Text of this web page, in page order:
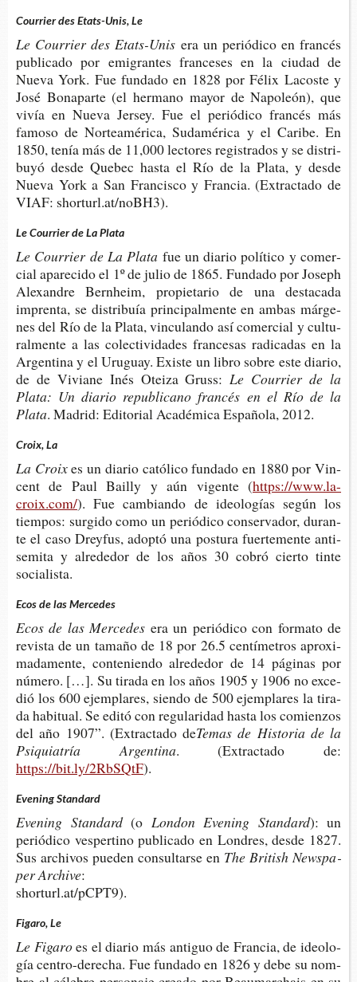
Courrier des Etats-Unis, Le
Le Courrier des Etats-Unis era un perió­di­co en fran­cés
publi­ca­do por emi­gran­tes fran­ce­ses en la ciu­dad de
Nueva York. Fue fun­da­do en 1828 por Félix Lacos­te y
José Bona­par­te (el her­mano mayor de Napo­león), que
vivía en Nueva Jer­sey. Fue el perió­di­co fran­cés más
famo­so de Nor­te­amé­ri­ca, Suda­mé­ri­ca y el Cari­be. En
1850, tenía más de 11,000 lec­to­res regis­tra­dos​ y se dis­tri­
bu­yó desde Que­bec hasta el Río de la Plata, y desde
Nueva York a San Fran­cis­co y Fran­cia. (Extrac­ta­do de
VIAF: shorturl.at/noBH3).
Le Courrier de La Plata
Le Courrier de La Plata fue un dia­rio polí­ti­co y comer­
cial apa­re­ci­do el 1º de julio de 1865. Fun­da­do por Joseph
Ale­xan­dre Bern­heim, pro­pie­ta­rio de una des­ta­ca­da
impren­ta, se dis­tri­buía prin­ci­pal­men­te en ambas már­ge­
nes del Río de la Plata, vin­cu­lan­do así comer­cial y cul­tu­
ral­men­te a las colec­ti­vi­da­des fran­ce­sas radi­ca­das en la
Argen­ti­na y el Uru­guay. Exis­te un libro sobre este dia­rio,
de de Vivia­ne Inés Otei­za Gruss:Le Courrier de la
Plata: Un dia­rio repu­bli­cano fran­cés en el Río de la
Plata. Madrid: Edi­to­rial Aca­dé­mi­ca Espa­ño­la, 2012.
Croix, La
La Croixes un dia­rio cató­li­co fun­da­do en 1880 por Vin­
cent de Paul Bai­lly y aún vigen­te (https://www.la-
croix.com/). Fue cam­bian­do de ideo­lo­gías según los
tiem­pos: sur­gi­do como un perió­di­co con­ser­va­dor, duran­
te el caso Drey­fus, adop­tó una pos­tu­ra fuer­te­men­te anti­
se­mi­ta y alre­de­dor de los años 30 cobró cier­to tinte
socialista.
Ecos de las Mercedes
Ecos de las Mercedes era un perió­di­co con for­ma­to de
revis­ta de un tama­ño de 18 por 26.5 cen­tí­me­tros apro­xi­
ma­da­men­te, con­te­nien­do alre­de­dor de 14 pági­nas por
núme­ro. […]. Su tira­da en los años 1905 y 1906 no exce­
dió los 600 ejem­pla­res, sien­do de 500 ejem­pla­res la tira­
da habi­tual. Se editó con regu­la­ri­dad hasta los comien­zos
del año 1907”. (Extrac­ta­do deTemas de His­to­ria de la
Psi­quia­tría Argentina. (Extrac­ta­do de:
https://bit.ly/2RbSQtF).
Evening Standard
Eve­ning Standard(o Lon­don Eve­ning Standard): un
perió­di­co ves­per­tino publi­ca­do en Lon­dres, desde 1827.
Sus archi­vos pue­den con­sul­tar­se en The Bri­tish News­pa­
per Archive:
shorturl.at/pCPT9).
Figaro, Le
Le Figaroes el dia­rio más anti­guo de Fran­cia, de ideo­lo­
gía centro-​derecha. Fue fun­da­do en 1826 y debe su nom­